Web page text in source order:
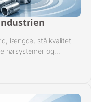
længde, stålkvalitet
rørsystemer og